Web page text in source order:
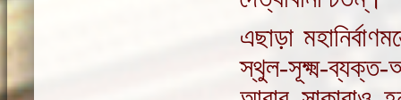
এছাড়া
স্থুল-সূক্ষ্ম-ব্যক্ত-